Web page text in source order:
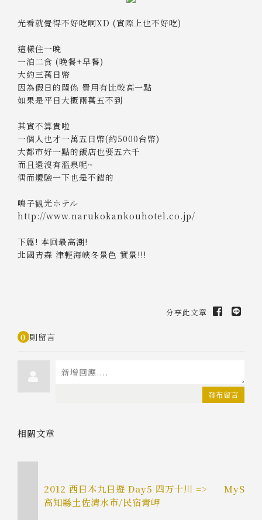
光看就覺得不好吃啊XD (實際上也不好吃)
這樣住一晚
一泊二食 (晚餐+早餐)
大約三萬日幣
因為假日的關係 費用有比較高一點
如果是平日大概兩萬五不到
其實不算貴啦
一個人也才一萬五日幣(約5000台幣)
大都市好一點的飯店也要五六千
而且還沒有溫泉呢~
偶而體驗一下也是不錯的
鳴子観光ホテル
http://www.narukokankouhotel.co.jp/
下篇! 本回最高潮!
北國青森 津輕海峽冬景色 實景!!!
分享此文章
0 則留言
發布留言
相關文章
2012 西日本九日遊 Day5 四万十川 =>
高知縣土佐清水市/民宿青岬
MySQL